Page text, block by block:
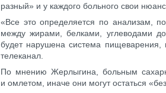
разный» и у каждого больного свои
«Все это определяется по анализам,
между жирами, белками, углеводами
будет нарушена система пищеварения,
телеканал.
По мнению Жерлыгина, больным
и омлетом, иначе они могут остаться